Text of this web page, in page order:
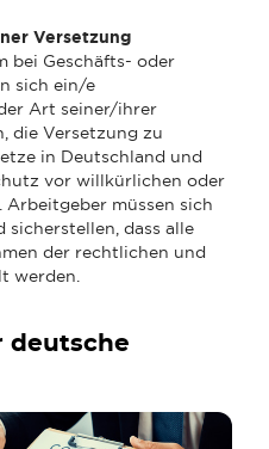
Versetzung
bei Geschäfts- oder
sich ein/e
Art seiner/ihrer
die Versetzung zu
in Deutschland und
vor willkürlichen oder
müssen sich
sicherstellen, dass alle
der rechtlichen und
werden.
deutsche